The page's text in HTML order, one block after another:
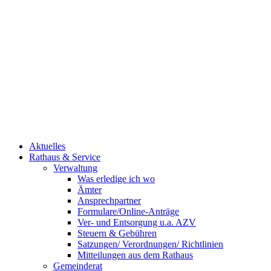
Aktuelles
Rathaus & Service
Verwaltung
Was erledige ich wo
Ämter
Ansprechpartner
Formulare/Online-Anträge
Ver- und Entsorgung u.a. AZV
Steuern & Gebühren
Satzungen/ Verordnungen/ Richtlinien
Mitteilungen aus dem Rathaus
Gemeinderat